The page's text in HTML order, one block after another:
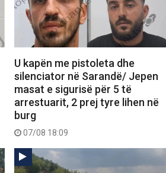
U kapën me pistoleta dhe
silenciator në Sarandë/ Jepen
masat e sigurisë për 5 të
arrestuarit, 2 prej tyre lihen në
burg
07/08 18:09